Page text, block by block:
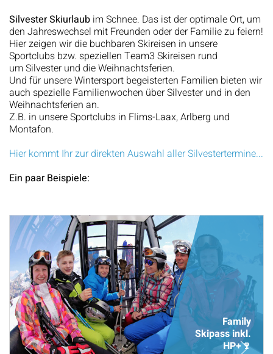
Silvester Skiurlaub im Schnee. Das ist der optimale Ort, um
den Jahreswechsel mit Freunden oder der Familie zu feiern!
Hier zeigen wir die buchbaren Skireisen in unsere
Sportclubs bzw. speziellen Team3 Skireisen rund
um Silvester und die Weihnachtsferien.
Und für unsere Wintersport begeisterten Familien bieten wir
auch spezielle Familienwochen über Silvester und in den
Weihnachtsferien an.
Z.B. in unsere Sportclubs in Flims-Laax, Arlberg und
Montafon.
Hier kommt Ihr zur direkten Auswahl aller Silvestertermine...
Ein paar Beispiele:
Family
Skipass inkl.
HP+🍷